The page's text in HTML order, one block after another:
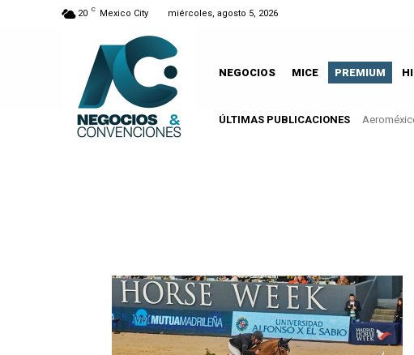
20 C Mexico City miércoles, agosto 5, 2026
NEGOCIOS MICE PREMIUM
ÚLTIMAS PUBLICACIONES